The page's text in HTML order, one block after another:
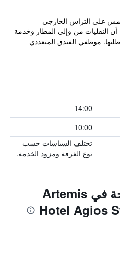
على التراس الخارجي
النقليات من وإلى المطار وخدمة
موظفي الفندق المتعددي
14:00
10:00
تختلف السياسات حسب
نوع الغرفة ومزود الخدمة.
المزايا ووسائل الراحة في Artemis
Hotel Agios